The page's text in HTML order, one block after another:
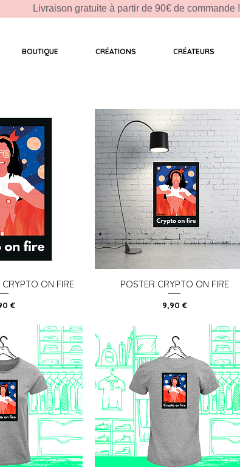
Livraison gratuite à partir de 90€ de commande !
BOUTIQUE CRÉATIONS CRÉATEURS
rapide ON FIRE
€
Aperçu rapide
POSTER CRYPTO ON FIRE
Prix
9,90 €